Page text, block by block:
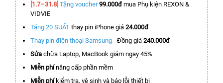
[1.7–31.8] Tặng voucher 99.000đmua Phụ kiện REXON &
VIDVIE
Tặng 20 SUẤT thay pin iPhone giá 24.000đ
Thay pin điện thoại Samsung - Đồng giá 240.000đ
Sửa chữa Laptop, MacBook giảm ngay 45%
Miễn phínâng cấp phần mềm
Miễn phíkiểm tra, vệ sinh và báo lỗi thiết bị